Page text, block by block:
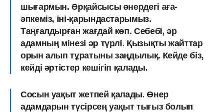
шығармын. Әрқайсысы өнердегі аға-
әпкеміз, іні-қарындастарымыз.
Таңғалдырған жағдай көп. Себебі, әр
адамның мінезі әр түрлі. Қызықты жайттар
орын алып тұратыны заңдылық. Кейде біз,
кейді әртістер кешігіп қалады.
Сосын уақыт жетпей қалады. Өнер
адамдарын түсірсең уақыт тығыз болып